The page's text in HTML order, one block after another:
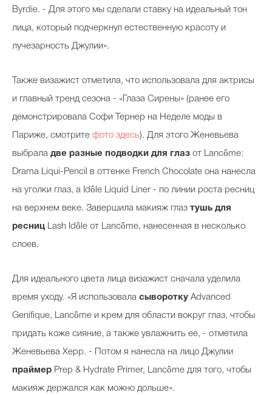
Хит недели от визажиста
Celebrity дня
Фотоальбом
Интервью со звездой
Тесты
Викторины
Byrdie. - Для этого мы сделали ставку на идеальный тон
лица, который подчеркнул естественную красоту и
лучезарность Джулии».
Также визажист отметила, что использовала для актрисы
и главный тренд сезона - «Глаза Сирены» (ранее его
демонстрировала Софи Тернер на Неделе моды в
Париже, смотрите фото здесь). Для этого Женевьева
выбрала две разные подводки для глаз от Lancôme:
Drama Liqui-Pencil в оттенке French Chocolate она нанесла
на уголки глаз, а Idôle Liquid Liner - по линии роста ресниц
на верхнем веке. Завершила макияж глаз тушь для
ресниц Lash Idôle от Lancôme, нанесенная в несколько
слоев.
Для идеального цвета лица визажист сначала уделила
время уходу. «Я использовала сыворотку Advanced
Genifique, Lancôme и крем для области вокруг глаз, чтобы
придать коже сияние, а также увлажнить ее, - отметила
Женевьева Херр. - Потом я нанесла на лицо Джулии
праймер Prep & Hydrate Primer, Lancôme для того, чтобы
макияж держался как можно дольше».